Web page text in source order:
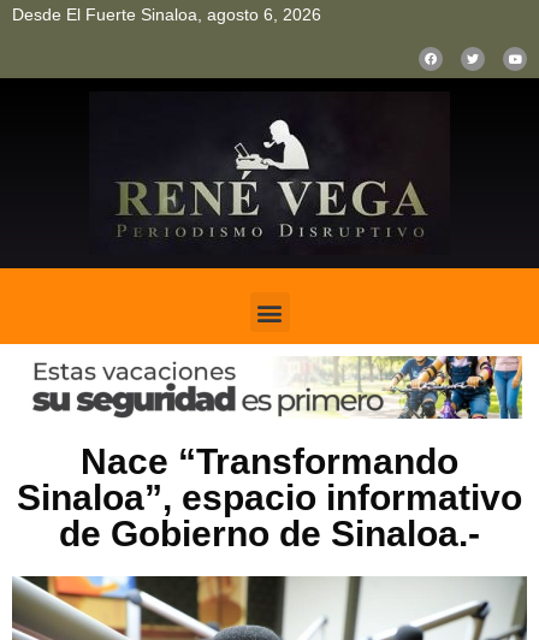
Desde El Fuerte Sinaloa, agosto 6, 2026
Nace “Transformando
Sinaloa”, espacio informativo
de Gobierno de Sinaloa.-